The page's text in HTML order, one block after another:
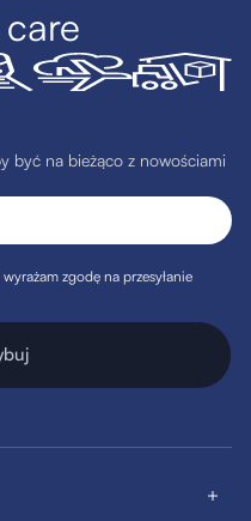
być na bieżąco z nowościami
wyrażam zgodę na przesyłanie